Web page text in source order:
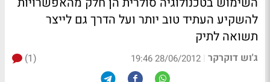
להשקיע העתיד טוב יותר ועל הדרך גם לייצר
תשואה לתיק
ג'וש דוקרקר |
28/06/2012 19:46
(1)